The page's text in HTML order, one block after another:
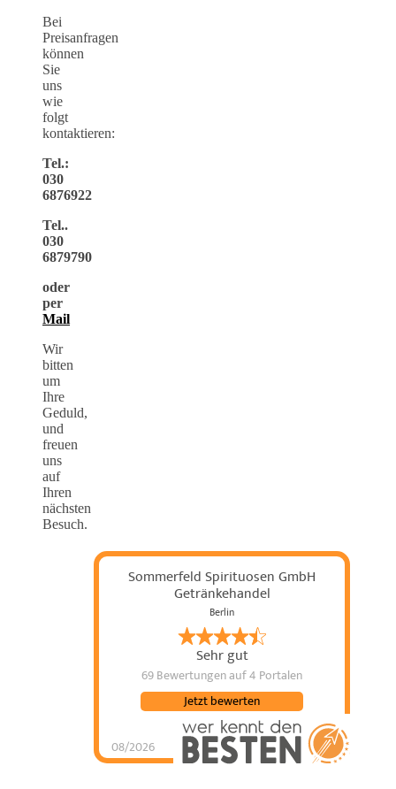
Bei
Preisanfragen
können
Sie
uns
wie
folgt
kontaktieren:
Tel.:
030
6876922
Tel..
030
6879790
oder
per
Mail
Wir
bitten
um
Ihre
Geduld,
und
freuen
uns
auf
Ihren
nächsten
Besuch.
Sommerfeld Spirituosen GmbH
Getränkehandel
Berlin
Sehr gut
69 Bewertungenauf 4 Portalen
08/2026
Jetzt bewerten